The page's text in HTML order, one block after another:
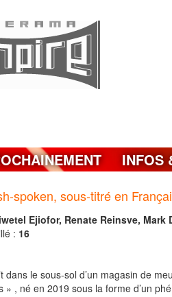
INFOS
spoken, sous-titré en
Ejiofor, Renate Reinsve, Mark
: 16
le sous-sol d’un magasin de
» , né en 2019 sous la forme d’un